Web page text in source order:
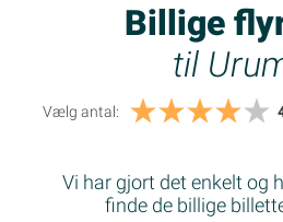
Billige
til
Vælg antal:
Vi har gjort det enkelt og
finde de billige